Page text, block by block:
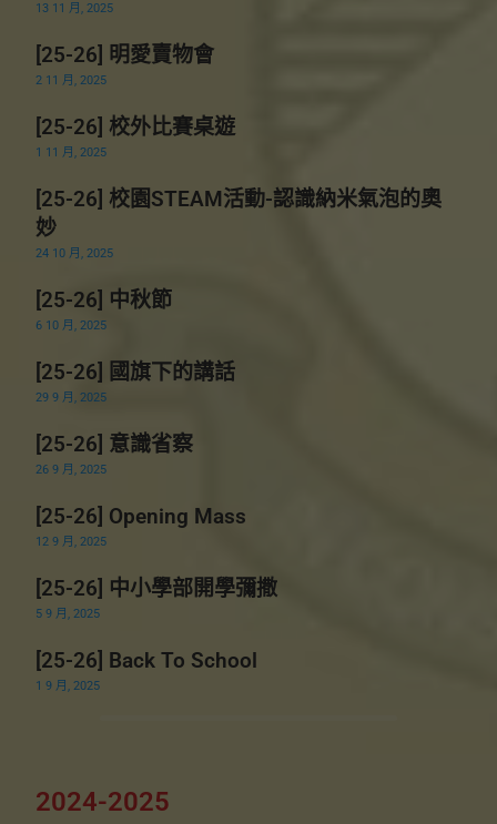
13 11 月, 2025
[25-26] 明愛賣物會
2 11 月, 2025
[25-26] 校外比賽桌遊
1 11 月, 2025
[25-26] 校園STEAM活動-認識納米氣泡的奧
妙
24 10 月, 2025
[25-26] 中秋節
6 10 月, 2025
[25-26] 國旗下的講話
29 9 月, 2025
[25-26] 意識省察
26 9 月, 2025
[25-26] Opening Mass
12 9 月, 2025
[25-26] 中小學部開學彌撒
5 9 月, 2025
[25-26] Back To School
1 9 月, 2025
2024-2025